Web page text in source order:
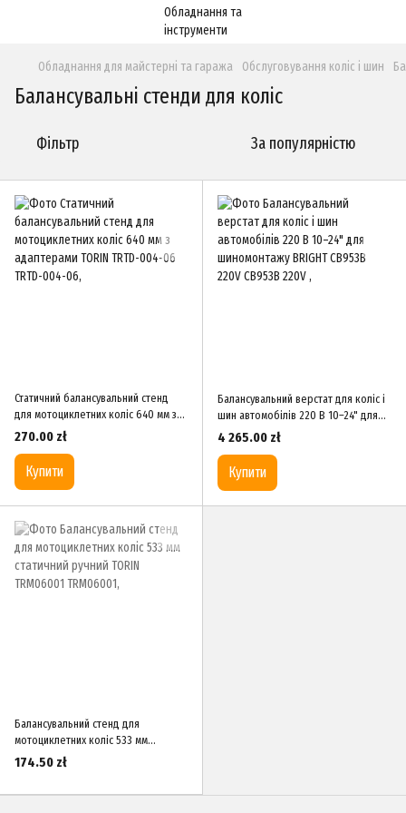
Обладнання для майстерні та гаража Обслуговування коліс і шин
Балансувальні стенди для коліс
Фільтр За популярністю
Статичний балансувальний стенд
для мотоциклетних коліс 640 мм з
адаптерами TORIN TRTD-004-06
270.00 zł
Купити
Балансувальний верстат для коліс і
шин автомобілів 220 В 10–24" для
шиномонтажу BRIGHT CB953B 220V
4 265.00 zł
Купити
Балансувальний стенд для
мотоциклетних коліс 533 мм
статичний ручний TORIN TRM06001
174.50 zł